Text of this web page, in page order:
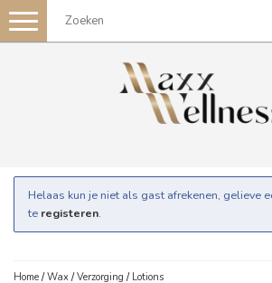
Toggle
navigation
Helaas kun je niet als gast afrekenen, gelieve
te registeren.
Home /Wax /Verzorging / Lotions